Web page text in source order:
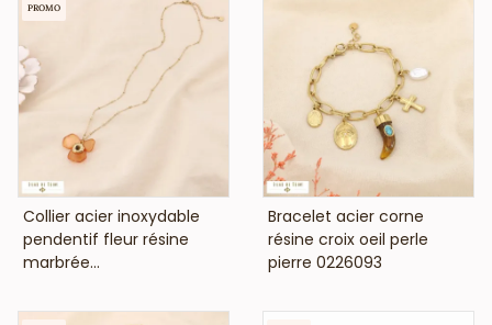
VOIR LE PRIX
Collier acier inoxydable
pendentif fleur résine
marbrée...
PROMO
VOIR LE PRIX
Bracelet acier corne
résine croix oeil perle
pierre 0226093